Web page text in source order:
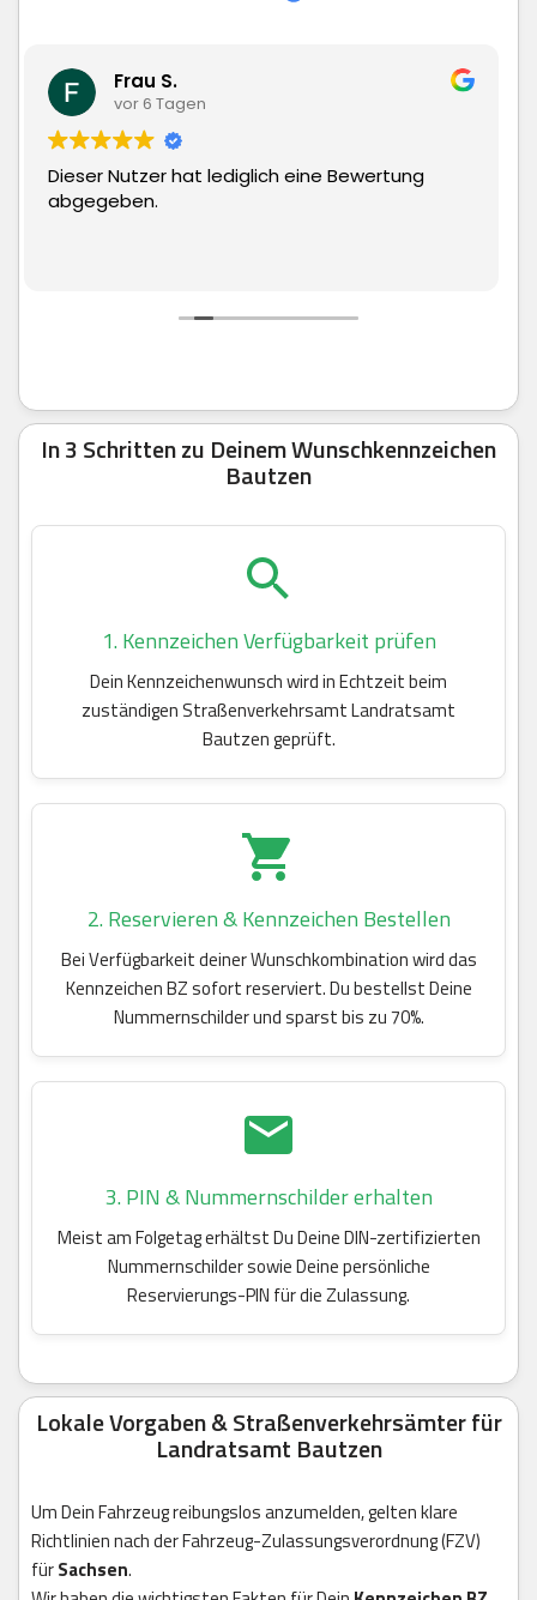
Superschnelle Lieferung und top Ware.
man echt nur weiter empfehlen.
In 3 Schritten zu Deinem Wunschkennzeichen
Bautzen
1. Kennzeichen Verfügbarkeit prüfen
Dein Kennzeichenwunsch wird in Echtzeit beim
zuständigen Straßenverkehrsamt Landratsamt
Bautzen geprüft.
2. Reservieren & Kennzeichen Bestellen
Bei Verfügbarkeit deiner Wunschkombination wird das
Kennzeichen BZ sofort reserviert. Du bestellst Deine
Nummernschilder und sparst bis zu 70%.
3. PIN & Nummernschilder erhalten
Meist am Folgetag erhältst Du Deine DIN-zertifizierten
Nummernschilder sowie Deine persönliche
Reservierungs-PIN für die Zulassung.
Lokale Vorgaben & Straßenverkehrsämter für
Landratsamt Bautzen
Um Dein Fahrzeug reibungslos anzumelden, gelten klare
Richtlinien nach der Fahrzeug-Zulassungsverordnung (FZV)
fürSachsen.